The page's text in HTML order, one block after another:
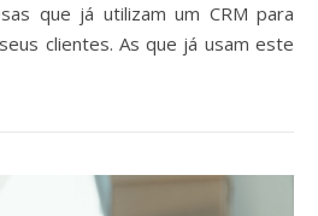
que já utilizam um CRM para
clientes. As que já usam este